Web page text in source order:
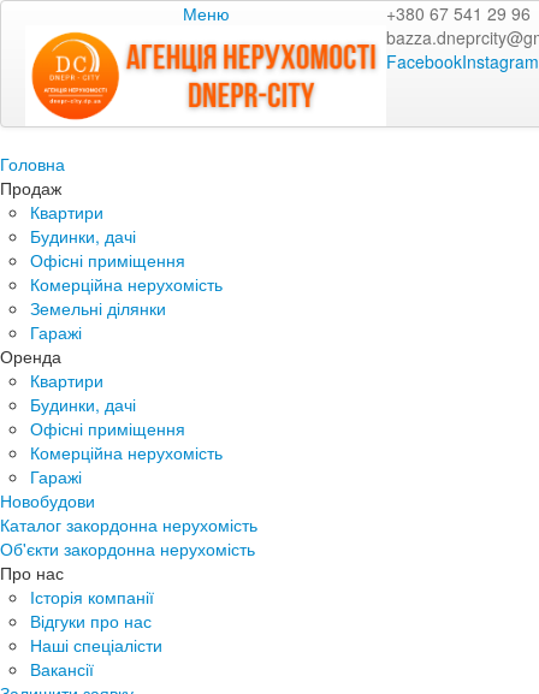
Меню
+380 67 541 29 96
FacebookInstagram
Головна
Продаж
Квартири
Будинки, дачі
Офісні приміщення
Комерційна нерухомість
Земельні ділянки
Гаражі
Оренда
Квартири
Будинки, дачі
Офісні приміщення
Комерційна нерухомість
Гаражі
Новобудови
Каталог закордонна нерухомість
Об'єкти закордонна нерухомість
Про нас
Історія компанії
Відгуки про нас
Наші спеціалісти
Вакансії